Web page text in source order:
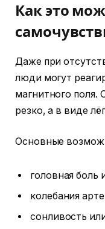
Как это
Даже при
люди могут
магнитного поля.
резко, а в виде
Основные
головная
колебания
сонливость